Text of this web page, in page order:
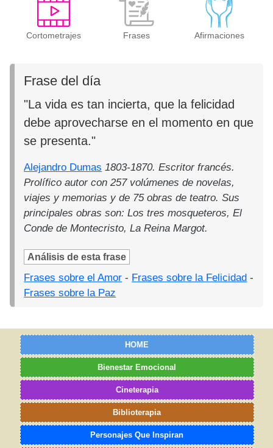
Cortometrajes Frases Afirmaciones
Frase del día
"La vida es tan incierta, que la felicidad
debe aprovecharse en el momento en que
se presenta."
Alejandro Dumas 1803-1870. Escritor francés.
Prolífico autor con 257 volúmenes de novelas,
viajes y memorias y de 75 obras de teatro. Sus
principales obras son: Los tres mosqueteros, El
Conde de Montecristo, La Reina Margot.
Análisis de esta frase
Frases sobre el Amor - Frases sobre la Felicidad -
Frases sobre la Paz
HOME
Bienestar Emocional
Cineterapia
Biblioterapia
Personajes Que Inspiran